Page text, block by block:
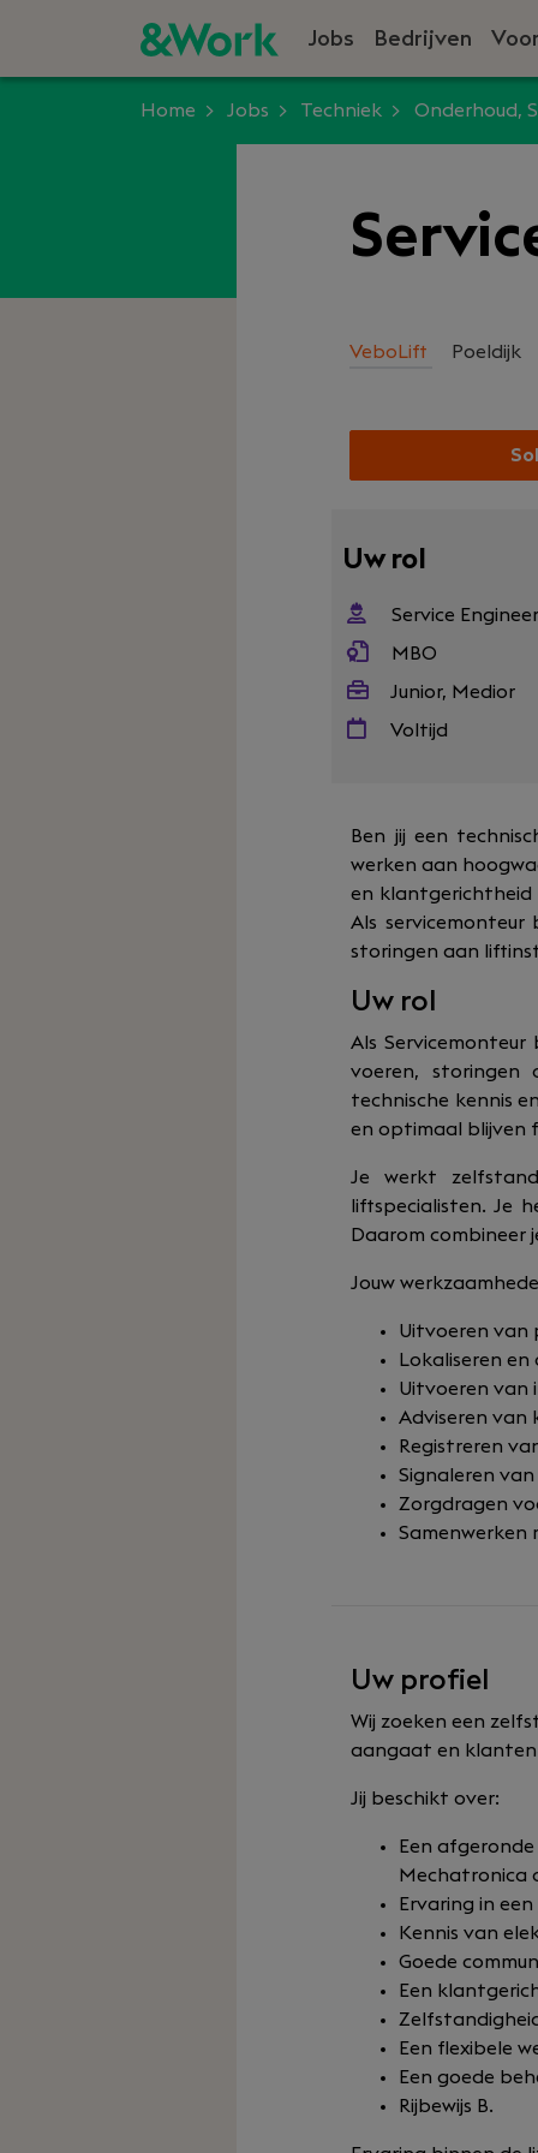
Jobs Bedrijven
Home Jobs Techniek Onderhoud,
VeboLift Poeldijk
Uw rol
Service Engineer
MBO
Junior, Medior
Voltijd
Ben jij een
werken aan
en klantgerichtheid
Als
storingen aan
Uw rol
Als
voeren, storingen
technische kennis
en optimaal blijven
Je werkt
liftspecialisten. Je
Daarom combineer
Jouw
Uitvoeren van
Lokaliseren
Uitvoeren van
Adviseren van
Registreren
Signaleren
Zorgdragen
Samenwerken
Uw profiel
Wij zoeken een
aangaat en klanten
Jij beschikt over:
Een
Mechatronica
Ervaring in
Kennis van
Goede
Een
Een flexibele
Een goede
Rijbewijs B.